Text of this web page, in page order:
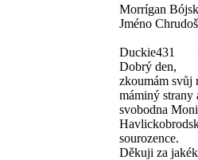
Morrígan
Jméno
Duckie431
Dobrý den,
zkoumám svůj
máminý strany
svobodna
sourozence.
Děkuji za